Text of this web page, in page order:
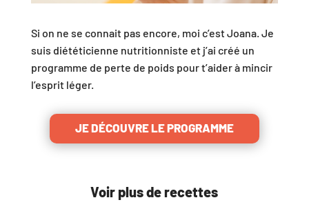
Si on ne se connait pas encore, moi c’est Joana. Je
suis diététicienne nutritionniste et j’ai créé un
programme de perte de poids pour t’aider à mincir
l’esprit léger.
JE DÉCOUVRE LE PROGRAMME
Voir plus de recettes